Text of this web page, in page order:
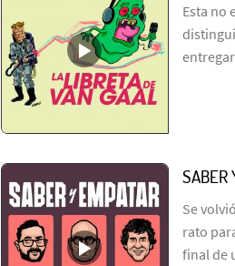
Esta no
SABER
Se
rato
final de